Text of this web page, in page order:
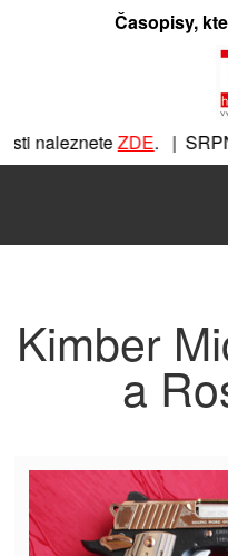
Časopisy,
nalezneteZDE. |
Kimber
a